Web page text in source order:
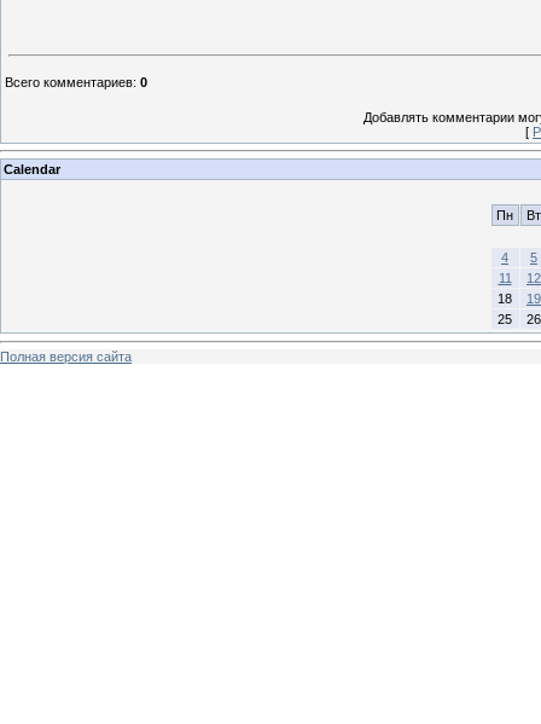
Всего комментариев: 0
Добавлять комментарии
[
Calendar
Пн Вт
4
5
11
12
18
19
25
26
Полная версия сайта